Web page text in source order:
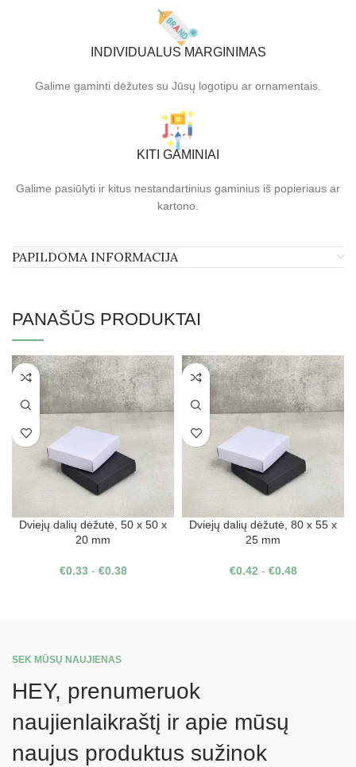
INDIVIDUALUS MARGINIMAS
Galime gaminti dėžutes su Jūsų logotipu ar ornamentais.
KITI GAMINIAI
Galime pasiūlyti ir kitus nestandartinius gaminius iš popieriaus ar
kartono.
PAPILDOMA INFORMACIJA
PANAŠŪS PRODUKTAI
Dviejų dalių dėžutė, 50 x 50 x
20 mm
€0.33- €0.38
Dviejų dalių dėžutė, 80 x 55 x
25 mm
€0.42 - €0.48
SEK MŪSŲ NAUJIENAS
HEY, prenumeruok
naujienlaikraštį ir apie mūsų
naujus produktus sužinok